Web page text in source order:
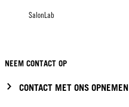
SalonLab
NEEM CONTACT OP
CONTACT MET ONS OPNEMEN